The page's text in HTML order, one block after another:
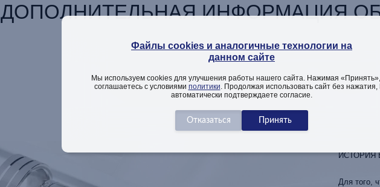
ДОПОЛНИТЕЛЬНАЯ ИНФОРМАЦИЯ
Вы смотрели
ИСТОРИЯ
Для того,
Файлы cookies и аналогичные технологии на
данном сайте
Мы используем cookies для улучшения работы нашего сайта. Нажимая
соглашаетесь с условиями политики . Продолжая использовать сайт без
автоматически подтверждаете согласие.